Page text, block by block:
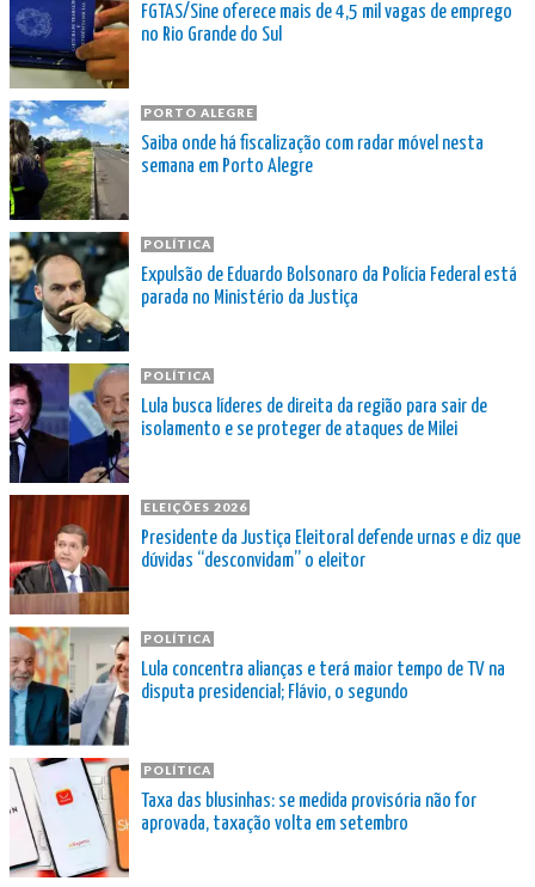
FGTAS/Sine oferece mais de 4,5 mil vagas de emprego
no Rio Grande do Sul
PORTO ALEGRE
Saiba onde há fiscalização com radar móvel nesta
semana em Porto Alegre
POLÍTICA
Expulsão de Eduardo Bolsonaro da Polícia Federal está
parada no Ministério da Justiça
POLÍTICA
Lula busca líderes de direita da região para sair de
isolamento e se proteger de ataques de Milei
ELEIÇÕES 2026
Presidente da Justiça Eleitoral defende urnas e diz que
dúvidas “desconvidam” o eleitor
POLÍTICA
Lula concentra alianças e terá maior tempo de TV na
disputa presidencial; Flávio, o segundo
POLÍTICA
Taxa das blusinhas: se medida provisória não for
aprovada, taxação volta em setembro